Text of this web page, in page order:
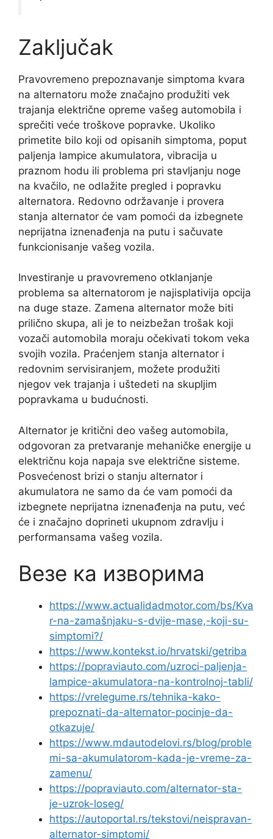
Zaključak
Pravovremeno prepoznavanje simptoma kvara
na alternatoru može značajno produžiti vek
trajanja električne opreme vašeg automobila i
sprečiti veće troškove popravke. Ukoliko
primetite bilo koji od opisanih simptoma, poput
paljenja lampice akumulatora, vibracija u
praznom hodu ili problema pri stavljanju noge
na kvačilo, ne odlažite pregled i popravku
alternatora. Redovno održavanje i provera
stanja alternator će vam pomoći da izbegnete
neprijatna iznenađenja na putu i sačuvate
funkcionisanje vašeg vozila.
Investiranje u pravovremeno otklanjanje
problema sa alternatorom je najisplativija opcija
na duge staze. Zamena alternator može biti
prilično skupa, ali je to neizbežan trošak koji
vozači automobila moraju očekivati tokom veka
svojih vozila. Praćenjem stanja alternator i
redovnim servisiranjem, možete produžiti
njegov vek trajanja i uštedeti na skupljim
popravkama u budućnosti.
Alternator je kritični deo vašeg automobila,
odgovoran za pretvaranje mehaničke energije u
električnu koja napaja sve električne sisteme.
Posvećenost brizi o stanju alternator i
akumulatora ne samo da će vam pomoći da
izbegnete neprijatna iznenađenja na putu, već
će i značajno doprineti ukupnom zdravlju i
performansama vašeg vozila.
Везе ка изворима
https://www.actualidadmotor.com/bs/Kva
r-na-zamašnjaku-s-dvije-mase,-koji-su-
simptomi?/
https://www.kontekst.io/hrvatski/getriba
https://popraviauto.com/uzroci-paljenja-
lampice-akumulatora-na-kontrolnoj-tabli/
https://vrelegume.rs/tehnika-kako-
prepoznati-da-alternator-pocinje-da-
otkazuje/
https://www.mdautodelovi.rs/blog/proble
mi-sa-akumulatorom-kada-je-vreme-za-
zamenu/
https://popraviauto.com/alternator-sta-
je-uzrok-loseg/
https://autoportal.rs/tekstovi/neispravan-
alternator-simptomi/